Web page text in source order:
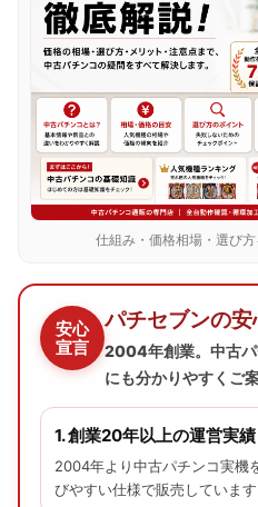
仕組み・価格相場・選び
安心
宣言
パチセブンの
2004年創業。中古
にも分かりやすくご
1. 創業20年以上の運営実績
2004年より中古パチンコ実機
びやすい仕様で販売しています